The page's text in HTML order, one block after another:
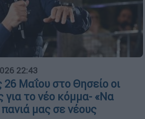
22:43
26 Μαΐου στο Θησείο οι
για το νέο κόμμα- «Να
μας σε νέους